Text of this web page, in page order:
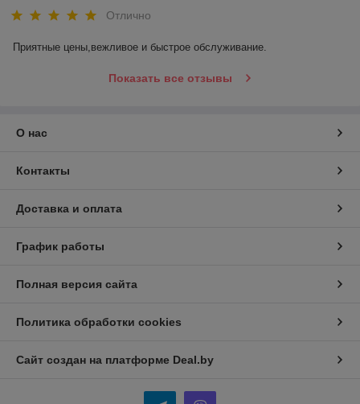
Отлично
Приятные цены,вежливое и быстрое обслуживание.
Показать все отзывы
О нас
Контакты
Доставка и оплата
График работы
Полная версия сайта
Политика обработки cookies
Сайт создан на платформе Deal.by